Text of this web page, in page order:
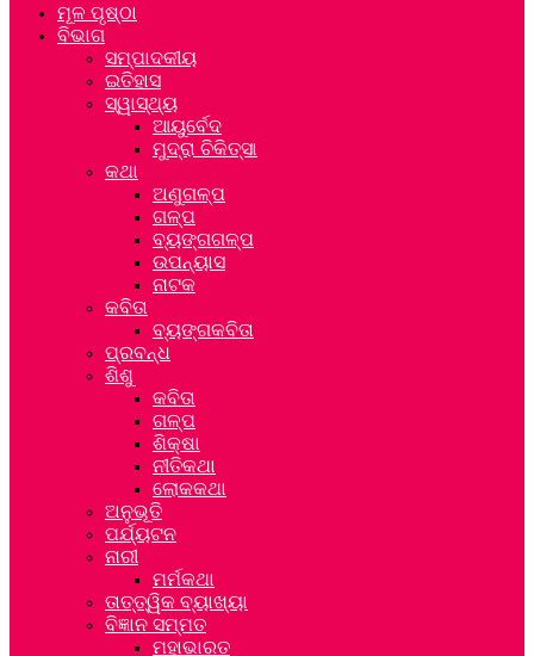
ମୂଳ ପୃଷ୍ଠା
ବିଭାଗ
ସମ୍ପାଦକୀୟ
ଇତିହାସ
ସ୍ୱାସ୍ଥ୍ୟ
ଆୟୁର୍ବେଦ
ମୁଦ୍ରା ଚିକିତ୍ସା
କଥା
ଅଣୁଗଳ୍ପ
ଗଳ୍ପ
ବ୍ୟଙ୍ଗଗଳ୍ପ
ଉପନ୍ୟାସ
ନାଟକ
କବିତା
ବ୍ୟଙ୍ଗକବିତା
ପ୍ରବନ୍ଧ
ଶିଶୁ
କବିତା
ଗଳ୍ପ
ଶିକ୍ଷା
ନୀତିକଥା
ଲୋକକଥା
ଅନୁଭୂତି
ପର୍ଯ୍ୟଟନ
ନାରୀ
ମର୍ମକଥା
ତାତ୍ତ୍ୱିକ ବ୍ୟାଖ୍ୟା
ବିଜ୍ଞାନ ସମ୍ମତ
ମହାଭାରତ